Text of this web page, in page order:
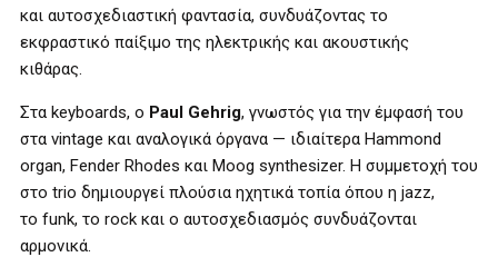
και αυτοσχεδιαστική φαντασία, συνδυάζοντας το
εκφραστικό παίξιμο της ηλεκτρικής και ακουστικής
κιθάρας.
Στα keyboards, ο Paul Gehrig, γνωστός για την έμφασή του
στα vintage και αναλογικά όργανα — ιδιαίτερα Hammond
organ, Fender Rhodes και Moog synthesizer. Η συμμετοχή του
στο trio δημιουργεί πλούσια ηχητικά τοπία όπου η jazz,
το funk, το rock και ο αυτοσχεδιασμός συνδυάζονται
αρμονικά.